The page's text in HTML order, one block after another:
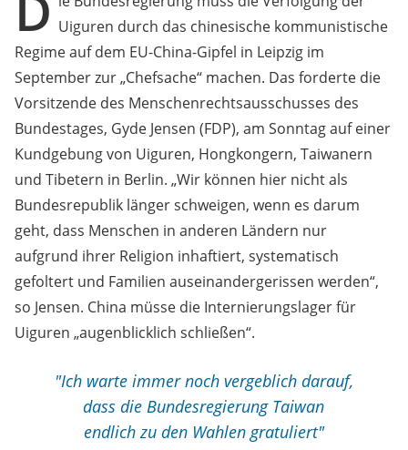
Uiguren durch das chinesische kommunistische
Regime auf dem EU-China-Gipfel in Leipzig im
September zur „Chefsache“ machen. Das forderte die
Vorsitzende des Menschenrechtsausschusses des
Bundestages, Gyde Jensen (FDP), am Sonntag auf einer
Kundgebung von Uiguren, Hongkongern, Taiwanern
und Tibetern in Berlin. „Wir können hier nicht als
Bundesrepublik länger schweigen, wenn es darum
geht, dass Menschen in anderen Ländern nur
aufgrund ihrer Religion inhaftiert, systematisch
gefoltert und Familien auseinandergerissen werden“,
so Jensen. China müsse die Internierungslager für
Uiguren „augenblicklich schließen“.
"Ich warte immer noch vergeblich darauf,
dass die Bundesregierung Taiwan
endlich zu den Wahlen gratuliert"